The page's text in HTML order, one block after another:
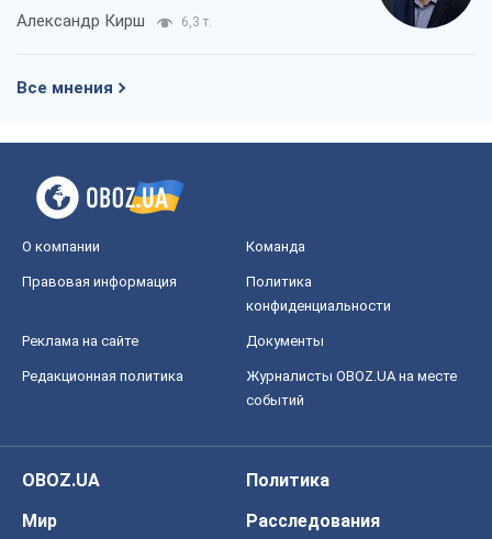
Александр Кирш 6,3 т.
Все мнения
О компании Команда
Правовая информация
Политика
конфиденциальности
Реклама на сайте Документы
Редакционная политика
Журналисты OBOZ.UA на месте
событий
OBOZ.UA
Политика
Мир
Расследования